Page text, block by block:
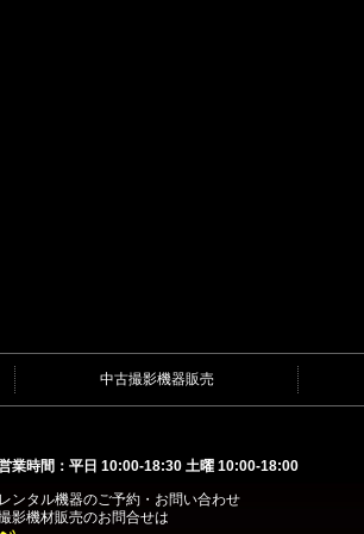
中古撮影機器販売
業時間：平日 10:00-18:30 土曜 10:00-18:00
ンタル機器のご予約・お問い合わせ
影機材販売のお問合せは